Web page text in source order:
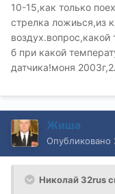
10-15,как только
стрелка ложиься,из
воздух.вопрос,какой
б при какой
датчика!моня
Жиша
Опубликовано
Николай 32rus